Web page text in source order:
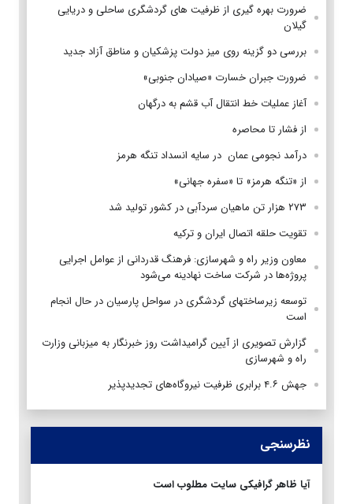
ضرورت بهره گیری از ظرفیت های گردشگری ساحلی و دریایی
گیلان
بررسی دو گزینه روی میز دولت پزشکیان و مناطق آزاد جدید
ضرورت جبران خسارت «صیادان جنوبی»
آغاز عملیات خط انتقال آب قشم به درگهان
از فشار تا محاصره
درآمد نجومی عمان در سایه انسداد تنگه هرمز
از «تنگه هرمز» تا «سفره جهانی»
۲۷۳ هزار تن ماهیان سردآبی در کشور تولید شد
تقویت حلقه اتصال ایران و ترکیه
معاون وزیر راه و شهرسازی: فرهنگ قدردانی از عوامل اجرایی
پروژه‌ها در شرکت ساخت نهادینه می‌شود
توسعه زیرساختهای گردشگری در سواحل پارسیان در حال انجام
است
گزارش تصویری از آیین گرامیداشت روز خبرنگار به میزبانی وزارت
راه و شهرسازی
جهش ۴.۶ برابری ظرفیت نیروگاه‌های تجدیدپذیر
نظرسنجی
آیا ظاهر گرافیکی سایت مطلوب است